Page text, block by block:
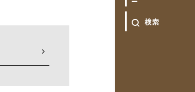
検索